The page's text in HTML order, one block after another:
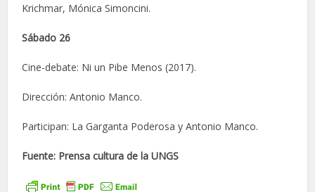
Krichmar, Mónica Simoncini.
Sábado 26
Cine-debate: Ni un Pibe Menos (2017).
Dirección: Antonio Manco.
Participan: La Garganta Poderosa y Antonio Manco.
Fuente: Prensa cultura de la UNGS